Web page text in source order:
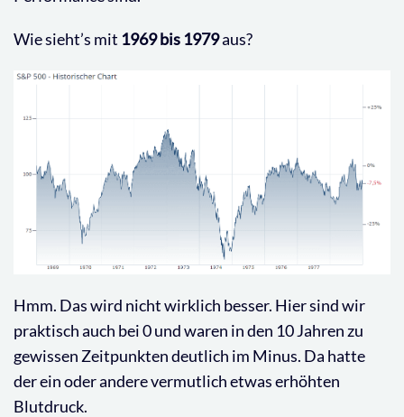
Wie sieht’s mit 1969 bis 1979aus?
Hmm. Das wird nicht wirklich besser. Hier sind wir
praktisch auch bei 0 und waren in den 10 Jahren zu
gewissen Zeitpunkten deutlich im Minus. Da hatte
der ein oder andere vermutlich etwas erhöhten
Blutdruck.